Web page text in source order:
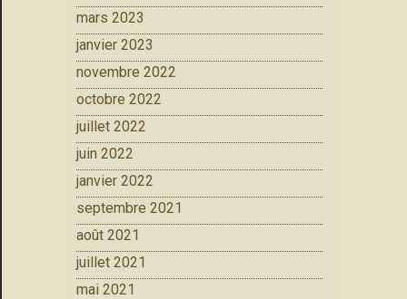
mars 2023
janvier 2023
novembre 2022
octobre 2022
juillet 2022
juin 2022
janvier 2022
septembre 2021
août 2021
juillet 2021
mai 2021